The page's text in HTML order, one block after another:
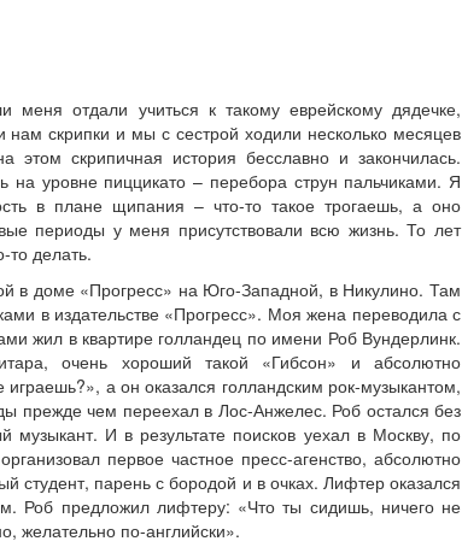
меня отдали учиться к такому еврейскому дядечке,
нам скрипки и мы с сестрой ходили несколько месяцев
скрипичная история бесславно и закончилась.
уровне пиццикато – перебора струн пальчиками. Я
в плане щипания – что-то такое трогаешь, а оно
периоды у меня присутствовали всю жизнь. То лет
то делать.
в доме «Прогресс» на Юго-Западной, в Никулино. Там
в издательстве «Прогресс». Моя жена переводила с
жил в квартире голландец по имени Роб Вундерлинк.
очень хороший такой «Гибсон» и абсолютно
а он оказался голландским рок-музыкантом,
прежде чем переехал в Лос-Анжелес. Роб остался без
музыкант. И в результате поисков уехал в Москву, по
первое частное пресс-агенство, абсолютно
студент, парень с бородой и в очках. Лифтер оказался
Роб предложил лифтеру: «Что ты сидишь, ничего не
желательно по-английски».